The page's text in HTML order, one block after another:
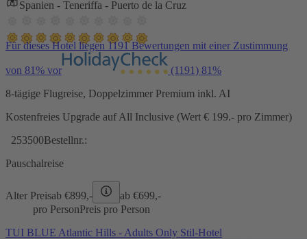
Spanien - Teneriffa - Puerto de la Cruz
Für dieses Hotel liegen 1191 Bewertungen mit einer Zustimmung
von 81% vor (1191) 81%
8-tägige Flugreise, Doppelzimmer Premium inkl. AI
Kostenfreies Upgrade auf All Inclusive (Wert € 199.- pro Zimmer)
253500Bestellnr.:
Pauschalreise
Alter Preisab €899,- ab €699,-
pro PersonPreis pro Person
TUI BLUE Atlantic Hills - Adults Only Stil-Hotel